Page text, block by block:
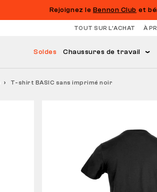
Rejoignez le Bennon Club et
TOUT SUR L’ACHAT À
Soldes Chaussures de travail
T-shirt BASIC sans imprimé noir